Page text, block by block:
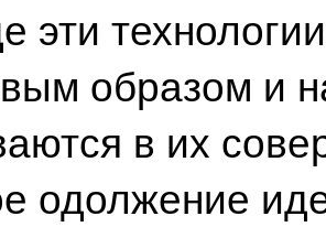
эти
образом и
в их
одолжение